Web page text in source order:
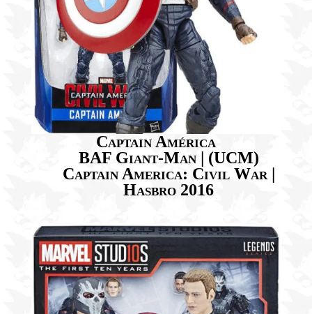
Captain América
BAF Giant-Man | (UCM)
Captain America: Civil War |
Hasbro 2016